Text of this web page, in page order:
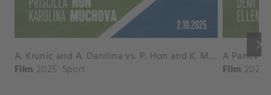
keyboard_arrow_right
A. Krunic and A. Danilina vs. P. Hon and K. Muchova Match Highlights - BEIJING_Capital Group Diamond ( October 02, 2025)
Film 2025 Sport Film 2026